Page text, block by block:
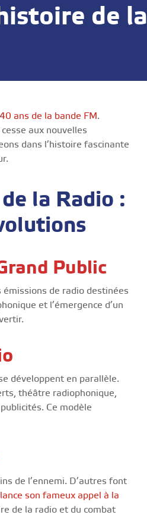
de la
40 ans de la bande FM.
aux nouvelles
dans l’histoire fascinante
la Radio :
Public
de radio destinées
et l’émergence d’un
développent en parallèle.
théâtre radiophonique,
Ce modèle
de l’ennemi. D’autres font
son fameux appel à la
de la radio et du combat